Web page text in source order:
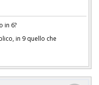
in 6?
in 9 quello che